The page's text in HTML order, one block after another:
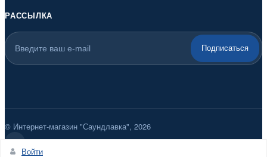
РАССЫЛКА
Подписаться
© Интернет-магазин "Саундлавка", 2026
Войти